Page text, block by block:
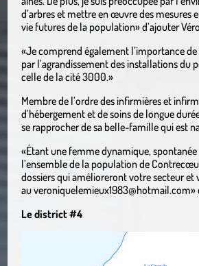
d’arbres et mettre en œuvre des mesures
vie futures de la population» d’ajouter
«Je comprend également l’importance
par l’agrandissement des installations
celle de la cité 3000.»
Membre de l’ordre des infirmières et
d’hébergement et de soins de longue
se rapprocher de sa belle-famille qui est
«Étant une femme dynamique,
l’ensemble de la population de
dossiers qui amélioreront votre secteur et
au
Le district #4